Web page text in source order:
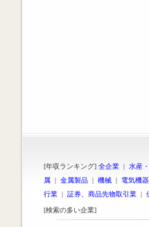
[年収ランキング] 全企業 | 水産
属 | 金属製品 | 機械 | 電気機器
行業 | 証券、商品先物取引業 |
[検索の多い企業]